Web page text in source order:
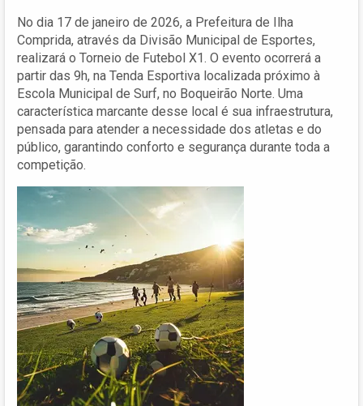
No dia 17 de janeiro de 2026, a Prefeitura de Ilha
Comprida, através da Divisão Municipal de Esportes,
realizará o Torneio de Futebol X1. O evento ocorrerá a
partir das 9h, na Tenda Esportiva localizada próximo à
Escola Municipal de Surf, no Boqueirão Norte. Uma
característica marcante desse local é sua infraestrutura,
pensada para atender a necessidade dos atletas e do
público, garantindo conforto e segurança durante toda a
competição.